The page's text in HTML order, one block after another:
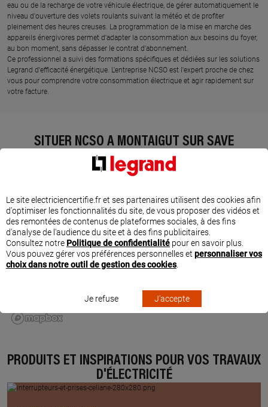
eau ou de la recharge de votre véhicule électrique, de gérer automatiquement le
niveau d'ouverture des volets roulants suivant la météo et de profiter
pleinement des heures creuses. La programmation de la mise en marche des
appareils énergivores permet d'adapter la consommation aux besoins du foyer,
au bon moment, sans dépasser le contrat d'abonnement.
Ce professionnel a suivi des formations spécifiques et dédiées sur les solutions
Legrand d'efficacité énergétique. L'entreprise NCSO est l'expert proche de chez
vous pour comprendre votre consommation électrique et agir rapidement sur
votre facture.
SITUER NCSO À MONTAIGUT SUR SAVE
PRODUITS ET INSPIRATIONS POUR VOS TRAVAUX
D'ÉLECTRICITÉ
Le site electriciencertifie.fr et ses partenaires utilisent des cookies afin
d'optimiser les fonctionnalités du site, de vous proposer des vidéos et
des remontées de contenus de plateformes sociales, à des fins
d'analyse de l'audience du site et à des fins publicitaires.
Consultez notre Politique de confidentialité pour en savoir plus.
Vous pouvez gérer vos préférences personnelles et personnaliser vos
choix dans notre outil de gestion des cookies.
Je refuse J'accepte